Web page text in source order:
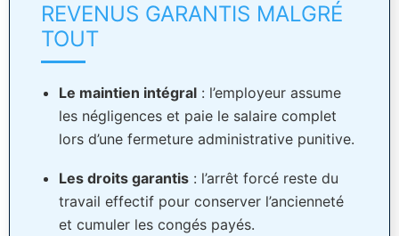
REVENUS GARANTIS MALGRÉ
TOUT
Le maintien intégral : l’employeur assume
les négligences et paie le salaire complet
lors d’une fermeture administrative punitive.
Les droits garantis : l’arrêt forcé reste du
travail effectif pour conserver l’ancienneté
et cumuler les congés payés.